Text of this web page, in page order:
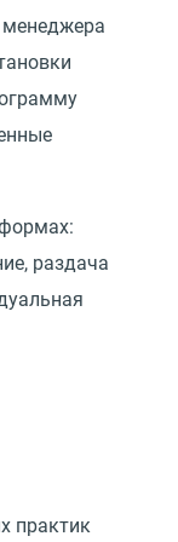
менеджера
раздача
практик